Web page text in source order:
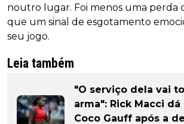
noutro lugar. Foi menos uma perda
que um sinal de esgotamento
seu jogo.
Leia também
"O serviço dela vai
arma": Rick Macci
Coco Gauff após a